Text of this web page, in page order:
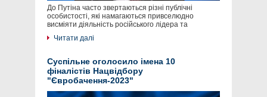
До Путіна часто звертаються різні публічні
особистості, які намагаються привселюдно
висміяти діяльність російського лідера та
Читати далі
Суспільне оголосило імена 10
фіналістів Нацвідбору
"Євробачення-2023"